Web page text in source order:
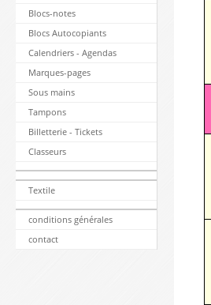
Blocs-notes
Blocs Autocopiants
Calendriers - Agendas
Marques-pages
Sous mains
Tampons
Billetterie - Tickets
Classeurs
Textile
conditions générales
contact